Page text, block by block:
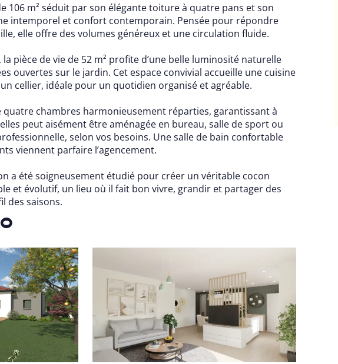
106 m² séduit par son élégante toiture à quatre pans et son
intemporel et confort contemporain. Pensée pour répondre
elle offre des volumes généreux et une circulation fluide.
pièce de vie de 52 m² profite d’une belle luminosité naturelle
ouvertes sur le jardin. Cet espace convivial accueille une cuisine
cellier, idéale pour un quotidien organisé et agréable.
quatre chambres harmonieusement réparties, garantissant à
peut aisément être aménagée en bureau, salle de sport ou
selon vos besoins. Une salle de bain confortable
viennent parfaire l’agencement.
a été soigneusement étudié pour créer un véritable cocon
et évolutif, un lieu où il fait bon vivre, grandir et partager des
des saisons.